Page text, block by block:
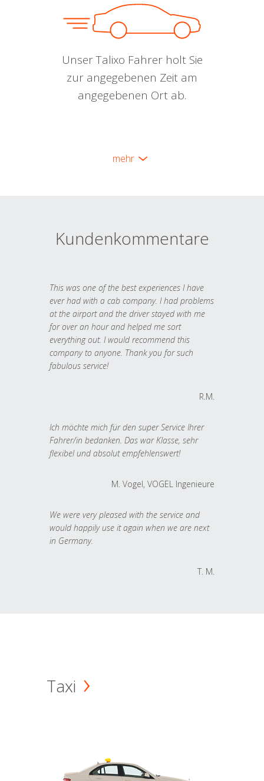
Unser Talixo Fahrer holt Sie
zur angegebenen Zeit am
angegebenen Ort ab.
mehr
Kundenkommentare
This was one of the best experiences I have
ever had with a cab company. I had problems
at the airport and the driver stayed with me
for over an hour and helped me sort
everything out. I would recommend this
company to anyone. Thank you for such
fabulous service!
R.M.
Ich möchte mich für den super Service Ihrer
Fahrer/in bedanken. Das war Klasse, sehr
flexibel und absolut empfehlenswert!
M. Vogel, VOGEL Ingenieure
We were very pleased with the service and
would happily use it again when we are next
in Germany.
T. M.
Taxi